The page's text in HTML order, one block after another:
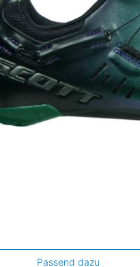
Passend dazu